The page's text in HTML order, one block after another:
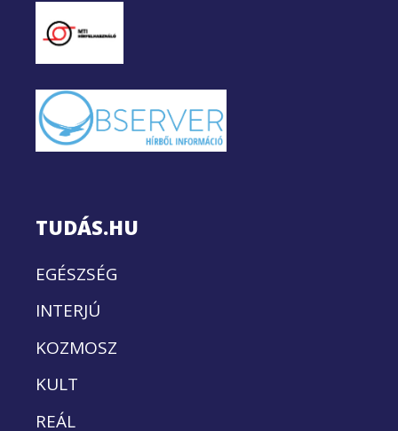
TUDÁS.HU
EGÉSZSÉG
INTERJÚ
KOZMOSZ
KULT
REÁL